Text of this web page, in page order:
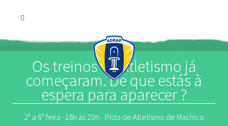
Os treinos de Atletismo já
começaram. De que estás à
espera para aparecer ?
2ª a 6ª feira -18h às 20h - Pista de Atletismo de Machico